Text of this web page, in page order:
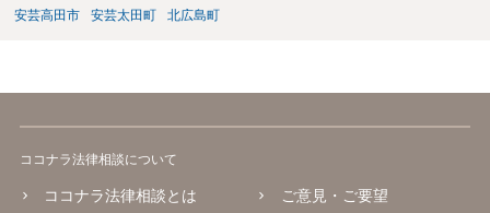
安芸高田市
安芸太田町 北広島町
ココナラ法律相談について
ココナラ法律相談とは ご意見・ご要望